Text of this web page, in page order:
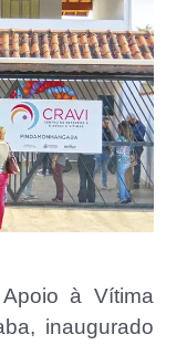
à Vítima
inaugurado